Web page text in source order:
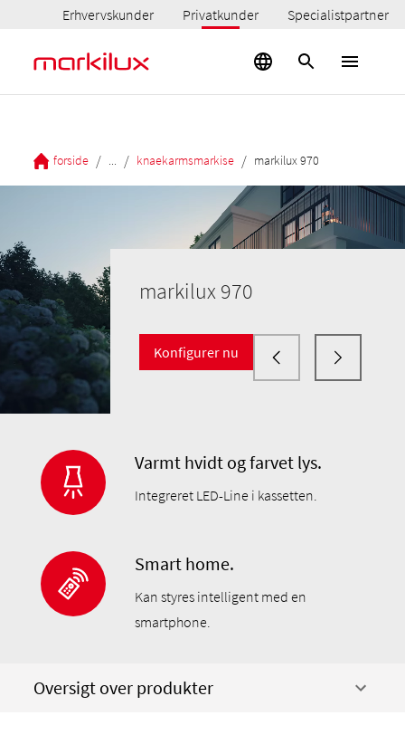
Erhvervskunder Privatkunder Specialistpartner
forside / / knaekarmsmarkise / markilux 970
markilux 970
Konfigurer nu
Varmt hvidt og farvet lys.
Integreret LED-Line i kassetten.
Smart home.
Kan styres intelligent med en
smartphone.
Oversigt over produkter